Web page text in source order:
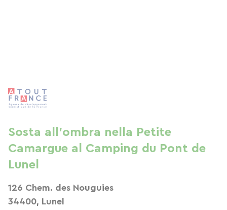
Sosta all'ombra nella Petite
Camargue al Camping du Pont de
Lunel
126 Chem. des Nouguies
34400, Lunel